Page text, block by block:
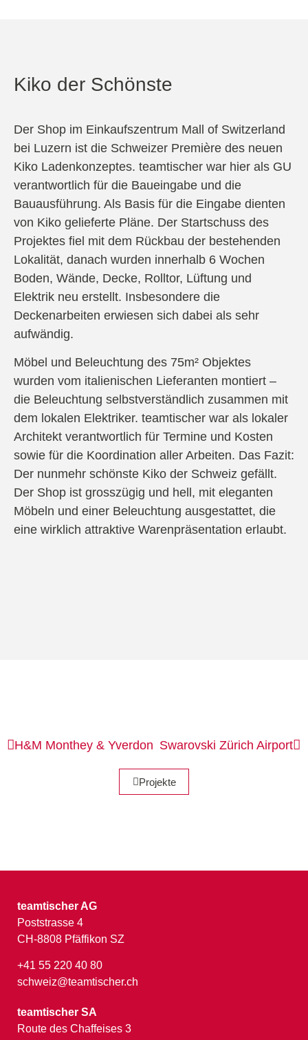
Kiko der Schönste
Der Shop im Einkaufszentrum Mall of Switzerland
bei Luzern ist die Schweizer Première des neuen
Kiko Ladenkonzeptes. teamtischer war hier als GU
verantwortlich für die Baueingabe und die
Bauausführung. Als Basis für die Eingabe dienten
von Kiko gelieferte Pläne. Der Startschuss des
Projektes fiel mit dem Rückbau der bestehenden
Lokalität, danach wurden innerhalb 6 Wochen
Boden, Wände, Decke, Rolltor, Lüftung und
Elektrik neu erstellt. Insbesondere die
Deckenarbeiten erwiesen sich dabei als sehr
aufwändig.
Möbel und Beleuchtung des 75m² Objektes
wurden vom italienischen Lieferanten ­montiert –
die Beleuchtung selbstverständlich zusammen mit
dem lokalen Elektriker. teamtischer war als lokaler
Architekt verantwortlich für Termine und Kosten
sowie für die Koordination aller Arbeiten. Das Fazit:
Der nunmehr schönste Kiko der Schweiz gefällt.
Der Shop ist grosszügig und hell, mit eleganten
Möbeln und einer Beleuchtung ausgestattet, die
eine wirklich attraktive Warenpräsentation erlaubt.
H&M Monthey & Yverdon Swarovski Zürich Airport
Projekte
teamtischer AG
Poststrasse 4
CH-8808 Pfäffikon SZ
+41 55 220 40 80
schweiz@teamtischer.ch
teamtischer SA
Route des Chaffeises 3